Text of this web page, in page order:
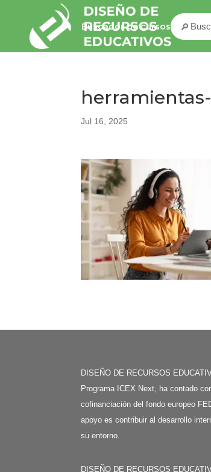
Buscador de cursos 🔎
Jul 16, 2025
DISEÑO DE RECURSOS
Programa ICEX Next, ha contado
cofinanciación del fondo europeo
apoyo es contribuir al desarrollo
su entorno.
DISEÑO DE RECURSOS